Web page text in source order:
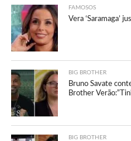
FAMOSOS
Vera ‘Saramaga’
BIG BROTHER
Bruno Savate
Brother
BIG BROTHER